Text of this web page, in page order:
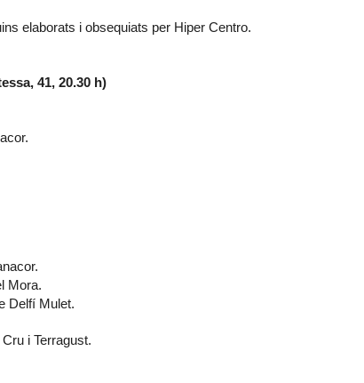
elaborats i obsequiats per Hiper Centro.
41, 20.30 h)
Mora.
Delfí Mulet.
i Terragust.